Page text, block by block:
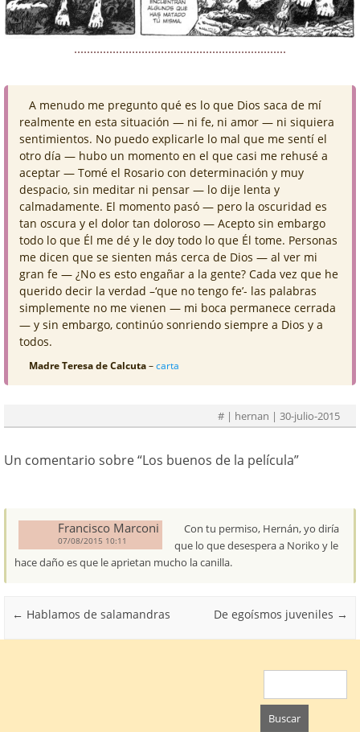
A menudo me pregunto qué es lo que Dios saca de mí
realmente en esta situación — ni fe, ni amor — ni siquiera
sentimientos. No puedo explicarle lo mal que me sentí el
otro día — hubo un momento en el que casi me rehusé a
aceptar — Tomé el Rosario con determinación y muy
despacio, sin meditar ni pensar — lo dije lenta y
calmadamente. El momento pasó — pero la oscuridad es
tan oscura y el dolor tan doloroso — Acepto sin embargo
todo lo que Él me dé y le doy todo lo que Él tome. Personas
me dicen que se sienten más cerca de Dios — al ver mi
gran fe — ¿No es esto engañar a la gente? Cada vez que he
querido decir la verdad –‘que no tengo fe’- las palabras
simplemente no me vienen — mi boca permanece cerrada
— y sin embargo, continúo sonriendo siempre a Dios y a
todos.
Madre Teresa de Calcuta – carta
# | hernan | 30-julio-2015
Un comentario sobre “Los buenos de la película”
Francisco Marconi
07/08/2015 10:11
Con tu permiso, Hernán, yo diría
que lo que desespera a Noriko y le
hace daño es que le aprietan mucho la canilla.
Post navigation
← Hablamos de salamandras De egoísmos juveniles →